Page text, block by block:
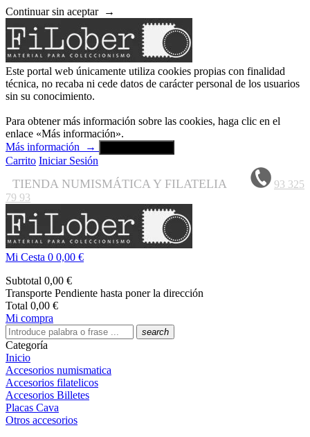
Continuar sin aceptar →
Este portal web únicamente utiliza cookies propias con finalidad
técnica, no recaba ni cede datos de carácter personal de los usuarios
sin su conocimiento.
Para obtener más información sobre las cookies, haga clic en el
enlace «Más información».
Más información
→
Carrito Iniciar Sesión
TIENDA NUMISMÁTICA Y FILATELIA
93 325
79 93
Mi Cesta 0 0,00 €
Subtotal 0,00 €
Transporte Pendiente hasta poner la dirección
Total 0,00 €
Mi compra
search
Categoría
Inicio
Accesorios numismatica
Accesorios filatelicos
Accesorios Billetes
Placas Cava
Otros accesorios